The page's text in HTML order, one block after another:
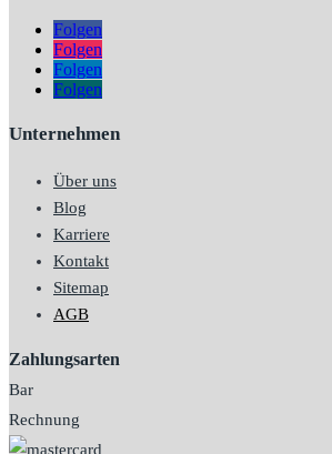
Folgen
Folgen
Folgen
Folgen
Unternehmen
Über uns
Blog
Karriere
Kontakt
Sitemap
AGB
Zahlungsarten
Bar
Rechnung